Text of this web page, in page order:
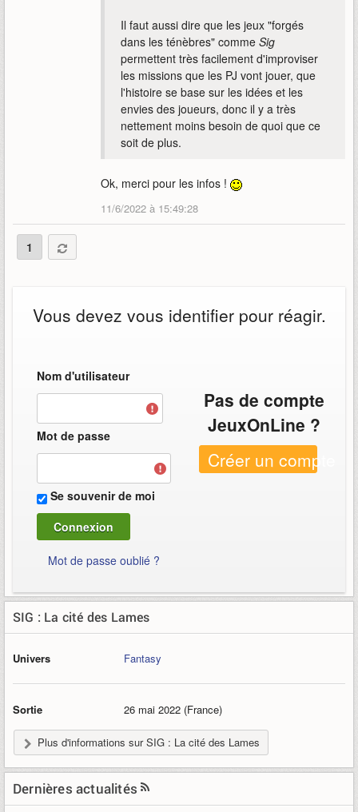
Il faut aussi dire que les jeux "forgés
dans les ténèbres" comme Sig
permettent très facilement d'improviser
les missions que les PJ vont jouer, que
l'histoire se base sur les idées et les
envies des joueurs, donc il y a très
nettement moins besoin de quoi que ce
soit de plus.
Ok, merci pour les infos !
11/6/2022 à 15:49:28
1
Vous devez vous identifier pour réagir.
Nom d'utilisateur
Mot de passe
Se souvenir de moi
Mot de passe oublié ?
Pas de compte
JeuxOnLine ?
Créer un compte
SIG : La cité des Lames
Univers Fantasy
Sortie 26 mai 2022 (France)
Plus d'informations sur SIG : La cité des Lames
Dernières actualités